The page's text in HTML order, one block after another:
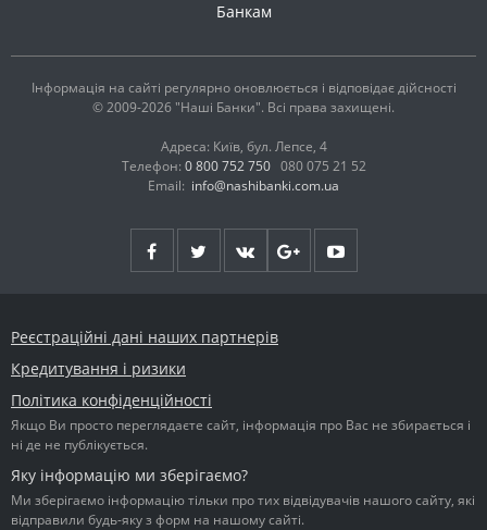
Банкам
Інформація на сайті регулярно оновлюється і відповідає дійсності
© 2009-2026 "Наші Банки". Всі права захищені.
Адреса: Київ, бул. Лепсе, 4
Телефон: 0 800 752 750 080 075 21 52
Email: info@nashibanki.com.ua
Реєстраційні дані наших партнерів
Кредитування і ризики
Політика конфіденційності
Якщо Ви просто переглядаєте сайт, інформація про Вас не збирається і
ні де не публікується.
Яку інформацію ми зберігаємо?
Ми зберігаємо інформацію тільки про тих відвідувачів нашого сайту, які
відправили будь-яку з форм на нашому сайті.